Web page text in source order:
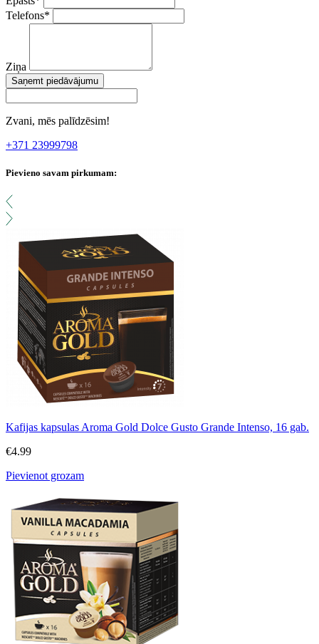
Telefons*
Ziņa
Saņemt piedāvājumu
Zvani, mēs palīdzēsim!
+371 23999798
Pievieno savam pirkumam:
Kafijas kapsulas Aroma Gold Dolce Gusto Grande Intenso, 16 gab.
€4.99
Pievienot grozam